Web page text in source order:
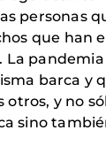
personas
que han
La
barca y
y no
sino